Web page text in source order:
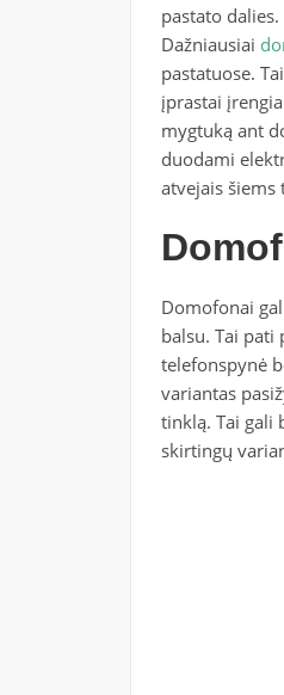
pastato
Dažniausiai
pastatuose.
įprastai
mygtuką ant
duodami
atvejais šiems
Domofonai
balsu. Tai pati
telefonspynė
variantas
tinklą. Tai gali
skirtingų